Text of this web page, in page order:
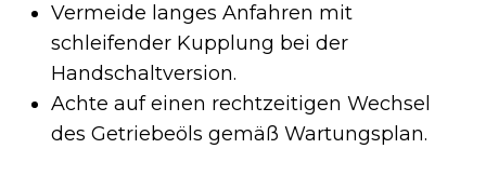
Vermeide langes Anfahren mit
schleifender Kupplung bei der
Handschaltversion.
Achte auf einen rechtzeitigen Wechsel
des Getriebeöls gemäß Wartungsplan.